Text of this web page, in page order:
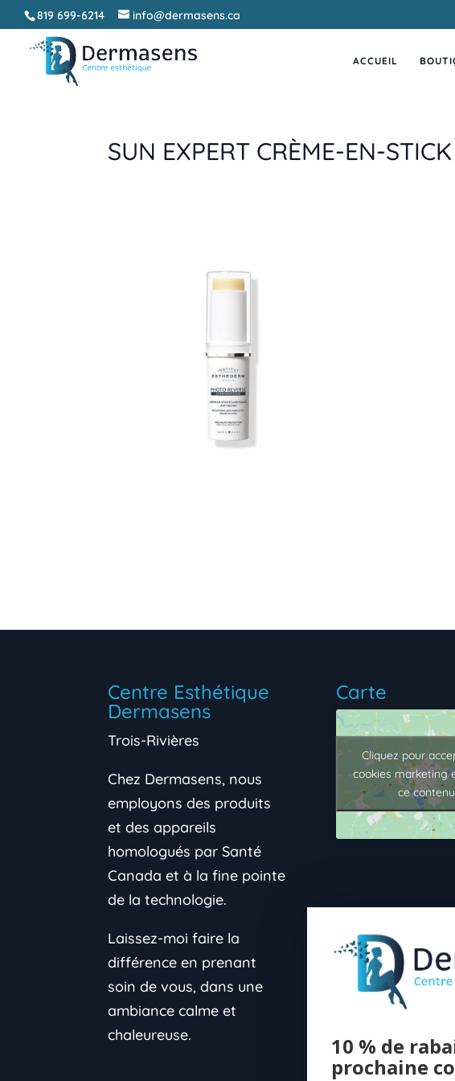
819 699-6214 info@dermasens.ca
ACCUEIL
SUN EXPERT CRÈME-EN-
Centre Esthétique
Dermasens
Trois-Rivières
Chez Dermasens, nous
employons des produits
et des appareils
homologués par Santé
Canada et à la fine pointe
de la technologie.
Laissez-moi faire la
différence en prenant
soin de vous, dans une
ambiance calme et
chaleureuse.
Carte
Cliquez pour
cookies marketing
ce contenu
10 % de
prochaine